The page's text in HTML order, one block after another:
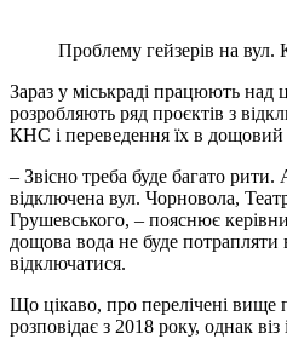
Проблему гейзерів на
Зараз у міськраді працюють
розробляють ряд проєктів з
КНС і переведення їх в дощовий
– Звісно треба буде багато
відключена вул. Чорновола,
Грушевського, – пояснює
дощова вода не буде
відключатися.
Що цікаво, про перелічені вище
розповідає з 2018 року, однак віз